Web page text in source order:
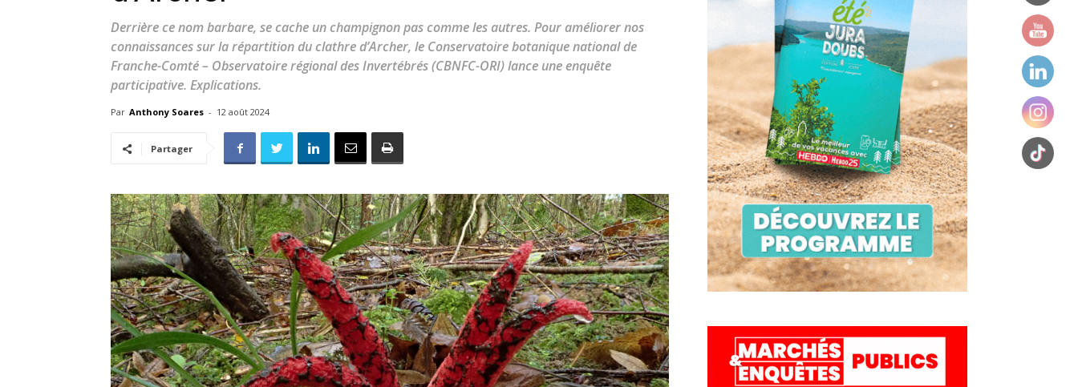
locale
–
Derrière ce nom barbare, se cache un champignon pas comme les autres. Pour améliorer nos
connaissances sur la répartition du clathre d’Archer, le Conservatoire botanique national de
Franche-Comté – Observatoire régional des Invertébrés (CBNFC-ORI) lance une enquête
participative. Explications.
Par Anthony Soares - 12 août 2024
Partager